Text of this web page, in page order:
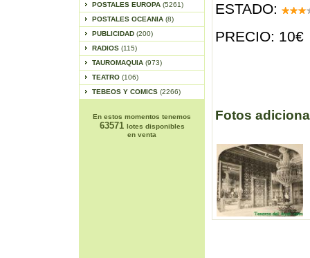
POSTALES EUROPA (5261)
POSTALES OCEANIA (8)
PUBLICIDAD (200)
RADIOS (115)
TAUROMAQUIA (973)
TEATRO (106)
TEBEOS Y COMICS (2266)
En estos momentos tenemos
63571 lotes disponibles
en venta
ESTADO:
PRECIO: 10€
Fotos